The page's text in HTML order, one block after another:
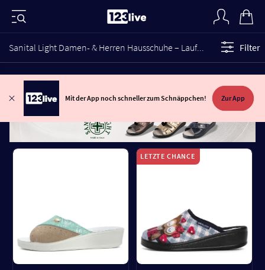
Sanital Light Damen- & Herren Hausschuhe – Laufen wie auf Wolken Filter
Mit der App noch schneller zum Schnäppchen! Zur App
LETZTE CHANCE